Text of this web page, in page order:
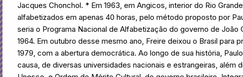
Jacques Chonchol. * Em 1963, em Angicos, interior do Rio
alfabetizados em apenas 40 horas, pelo método proposto por
seria o Programa Nacional de Alfabetização do governo de
1964. Em outubro desse mesmo ano, Freire deixou o Brasil para
1979, com a abertura democrática. Ao longo de sua história,
causa, de diversas universidades nacionais e estrangeiras, além